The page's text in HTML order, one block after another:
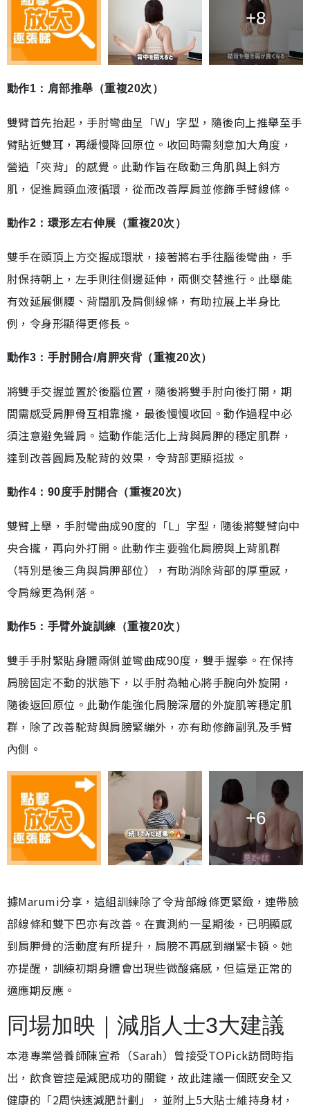
+8
動作1：肩部推舉（重複20次）
雙臂首先抬起，手肘彎曲呈「W」字型，隨後向上推舉至手
臂貼近雙耳，再緩慢降回原位。收回時需刻意加大角度，
營造「夾背」的感覺。此動作旨在啟動三角肌與上斜方
肌，促進肩頸血液循環，從而改善厚肩並修飾手臂線條。
動作2：環形左右伸展（重複20次）
雙手在頭頂上方交握成環狀，接著將右手往腦後彎曲，手
肘保持朝上，左手則往側邊延伸，兩側交替進行。此舉能
有效延展側腰、背闊肌及肩側線條，有助拉展上半身比
例，令身形顯得更修長。
動作3：手肘開合/肩胛夾背（重複20次）
將雙手交握並置於後腦位置，隨後將雙手肘向後打開，期
間需感受肩胛骨互相靠攏，最後慢慢收回。動作過程中必
須注意避免聳肩。這動作能活化上背與肩胛的穩定肌群，
達到改善圓肩及駝背的效果，令背部更顯挺拔。
動作4：90度手肘開合（重複20次）
雙臂上舉，手肘彎曲成90度的「L」字型，隨後將雙臂向中
央合攏，再向外打開。此動作主要強化肩膀與上背肌群
（特別是後三角與肩胛部位），有助消除背部的厚重感，
令肩線更為俐落。
動作5：手臂外旋訓練（重複20次）
雙手手肘緊貼身體兩側並彎曲成90度，雙手握拳。在保持
肩膀固定不動的狀態下，以手肘為軸心將手腕向外旋開，
隨後返回原位。此動作能強化肩膀深層的外旋肌等穩定肌
群，除了改善駝背與肩膀緊繃外，亦有助修飾副乳及手臂
內側。
+6
據Marumi分享，這組訓練除了令背部線條更緊緻，連帶臉
部線條和雙下巴亦有改善。在實測約一星期後，已明顯感
到肩胛骨的活動度有所提升，肩膀不再感到繃緊卡頓。她
亦提醒，訓練初期身體會出現些微酸痛感，但這是正常的
適應期反應。
同場加映｜減脂人士3大建議
本港專業營養師陳宣希（Sarah）曾接受TOPick訪問時指
出，飲食管控是減肥成功的關鍵，故此建議一個既安全又
健康的「2周快速減肥計劃」，並附上5大貼士維持身材，